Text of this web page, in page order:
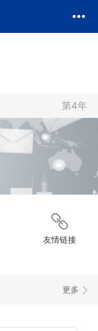
第4年
友情链接
更多